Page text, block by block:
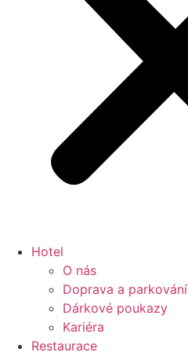
Hotel
O nás
Doprava a parkování
Dárkové poukazy
Kariéra
Restaurace